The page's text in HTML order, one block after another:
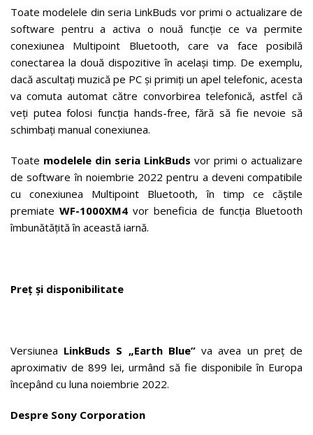
Toate modelele din seria LinkBuds vor primi o actualizare de
software pentru a activa o nouă funcție ce va permite
conexiunea Multipoint Bluetooth, care va face posibilă
conectarea la două dispozitive în același timp. De exemplu,
dacă ascultați muzică pe PC și primiți un apel telefonic, acesta
va comuta automat către convorbirea telefonică, astfel că
veți putea folosi funcția hands-free, fără să fie nevoie să
schimbați manual conexiunea.
Toate modelele din seria LinkBuds vor primi o actualizare
de software în noiembrie 2022 pentru a deveni compatibile
cu conexiunea Multipoint Bluetooth, în timp ce căștile
premiate WF-1000XM4 vor beneficia de funcția Bluetooth
îmbunătățită în această iarnă.
Preț și disponibilitate
Versiunea LinkBuds S „Earth Blue”va avea un preț de
aproximativ de 899 lei, urmând să fie disponibile în Europa
începând cu luna noiembrie 2022.
Despre Sony Corporation